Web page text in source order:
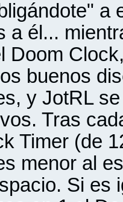
a
a él...
Doom
buenos
y JotRL
Tras
Timer (de
menor al
Si es